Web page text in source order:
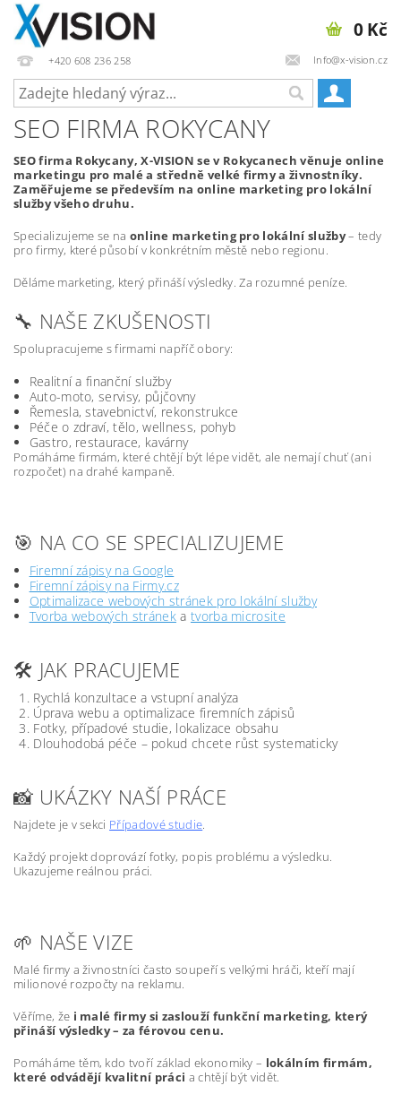
+420 608 236 258 Info@x-vision.cz
0 Kč
SEO FIRMA ROKYCANY
SEO firma Rokycany, X-VISION se v Rokycanech věnuje online
marketingu pro malé a středně velké firmy a živnostníky.
Zaměřujeme se především na online marketing pro lokální
služby všeho druhu.
Specializujeme se na online marketing pro lokální služby– tedy
pro firmy, které působí v konkrétním městě nebo regionu.
Děláme marketing, který přináší výsledky. Za rozumné peníze.
🔧 NAŠE ZKUŠENOSTI
Spolupracujeme s firmami napříč obory:
Realitní a finanční služby
Auto-moto, servisy, půjčovny
Řemesla, stavebnictví, rekonstrukce
Péče o zdraví, tělo, wellness, pohyb
Gastro, restaurace, kavárny
Pomáháme firmám, které chtějí být lépe vidět, ale nemají chuť (ani
rozpočet) na drahé kampaně.
🎯 NA CO SE SPECIALIZUJEME
Firemní zápisy na Google
Firemní zápisy na Firmy.cz
Optimalizace webových stránek pro lokální služby
Tvorba webových stráneka tvorba microsite
🛠️ JAK PRACUJEME
Rychlá konzultace a vstupní analýza
Úprava webu a optimalizace firemních zápisů
Fotky, případové studie, lokalizace obsahu
Dlouhodobá péče – pokud chcete růst systematicky
📸 UKÁZKY NAŠÍ PRÁCE
Najdete je v sekci Případové studie.
Každý projekt doprovází fotky, popis problému a výsledku.
Ukazujeme reálnou práci.
🌱 NAŠE VIZE
Malé firmy a živnostníci často soupeří s velkými hráči, kteří mají
milionové rozpočty na reklamu.
Věříme, že i malé firmy si zaslouží funkční marketing, který
přináší výsledky – za férovou cenu.
Pomáháme těm, kdo tvoří základ ekonomiky – lokálním firmám,
které odvádějí kvalitní práci a chtějí být vidět.